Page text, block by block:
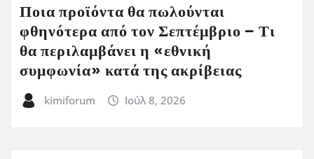
Ποια προϊόντα θα πωλούνται
φθηνότερα από τον Σεπτέμβριο – Τι
θα περιλαμβάνει η «εθνική
συμφωνία» κατά της ακρίβειας
kimiforum Ιούλ 8, 2026